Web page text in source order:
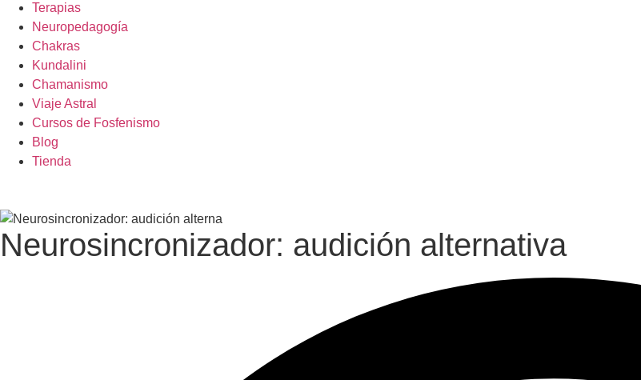
Terapias
Neuropedagogía
Chakras
Kundalini
Chamanismo
Viaje Astral
Cursos de Fosfenismo
Blog
Tienda
Neurosincronizador: audición alternativa